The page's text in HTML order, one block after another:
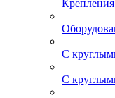
С
С